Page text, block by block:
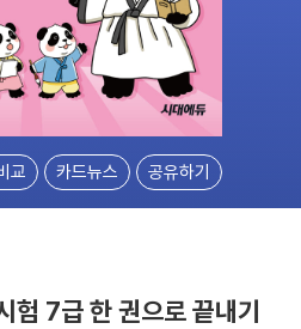
교 카드뉴스 공유하기
험 7급 한 권으로 끝내기